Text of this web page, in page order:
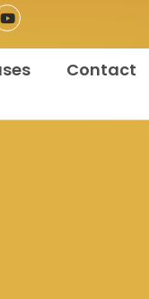
Contact